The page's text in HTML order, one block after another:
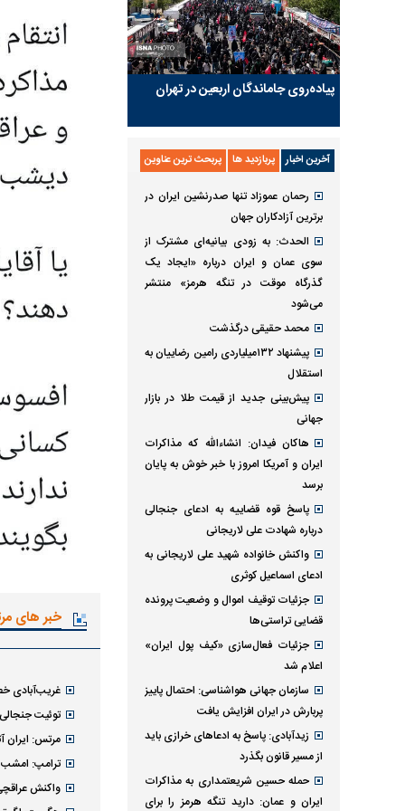
خبر های
غریب‌آبادی
توئیت
مرتس:
ترامپ: امشب
واکنش
پیاده‌روی جاماندگان اربعین در تهران
آخرین اخبار پربازدید ها پربحث ترین عناوین
رحمان عموزاد تنها صدرنشین ایران در
برترین آزادکاران جهان
الحدث: به زودی بیانیه‌ای مشترک از
سوی عمان و ایران درباره «ایجاد یک
گذرگاه موقت در تنگه هرمز» منتشر
می‌شود
محمد حقیقی درگذشت
پیشنهاد ۱۳۲میلیاردی رامین رضاییان به
استقلال
پیش‌بینی جدید از قیمت طلا در بازار
جهانی
هاکان فیدان: انشاءالله که مذاکرات
ایران و آمریکا امروز با خبر خوش به پایان
برسد
پاسخ قوه قضاییه به ادعای جنجالی
درباره شهادت علی لاریجانی
واکنش خانواده شهید علی لاریجانی به
ادعای اسماعیل کوثری
جزئیات توقیف اموال و وضعیت پرونده
قضایی تراستی‌ها
جزئیات فعال‌سازی «کیف پول ایران»
اعلام شد
سازمان جهانی هواشناسی: احتمال پاییز
پربارش در ایران افزایش یافت
زیدآبادی: پاسخ به ادعا‌های خرازی باید
از مسیر قانون بگذرد
حمله حسین شریعتمداری به مذاکرات
ایران و عمان: دارید تنگه هرمز را برای